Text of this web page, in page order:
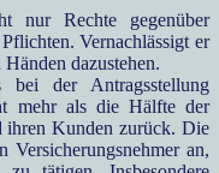
nur Rechte gegenüber
Vernachlässigt er
dazustehen.
bei der Antragsstellung
mehr als die Hälfte der
ihren Kunden zurück. Die
Versicherungsnehmer an,